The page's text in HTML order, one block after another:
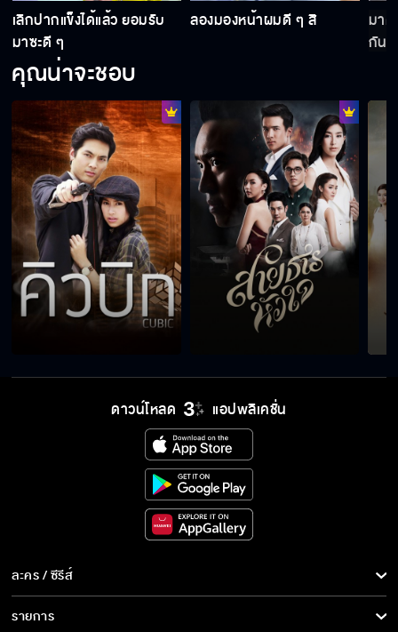
เลิกปากแข็งได้แล้ว ยอมรับ
มาซะดี ๆ
ลองมองหน้าผมดี ๆ สิ
มาดู
กัน
คุณน่าจะชอบ
ดาวน์โหลด แอปพลิเคชั่น
ละคร / ซีรีส์
ละคร/ซีรีส์
รายการ